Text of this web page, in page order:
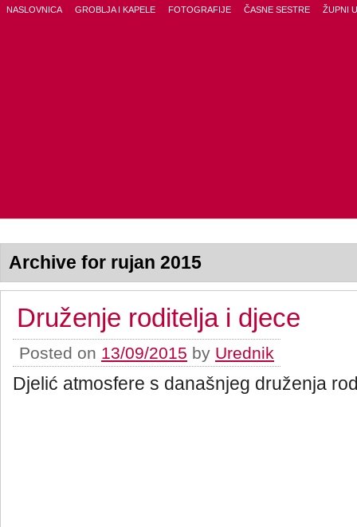
NASLOVNICA GROBLJA I KAPELE FOTOGRAFIJE ČASNE SESTRE ŽUPNI
Archive for rujan 2015
Druženje roditelja i djece
Posted on 13/09/2015 by Urednik
Djelić atmosfere s današnjeg druženja